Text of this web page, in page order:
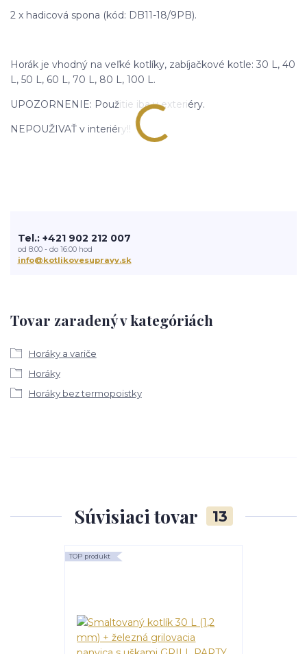
2 x hadicová spona (kód: DB11-18/9PB).
Horák je vhodný na veľké kotlíky, zabíjačkové kotle: 30 L, 40
L, 50 L, 60 L, 70 L, 80 L, 100 L.
UPOZORNENIE: Použitie iba v exteriéry.
NEPOUŽIVAŤ v interiéry!!
Tovar zaradený v kategóriách
Horáky a variče
Horáky
Horáky bez termopoistky
Tel.: +421 902 212 007
od 8:00 - do 16:00 hod
info@kotlikovesupravy.sk
Súvisiaci tovar 13
TOP produkt